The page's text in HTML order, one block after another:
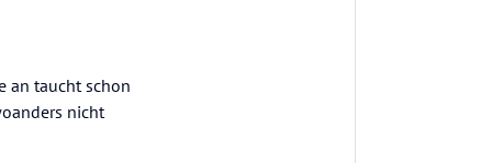
an taucht schon
nicht